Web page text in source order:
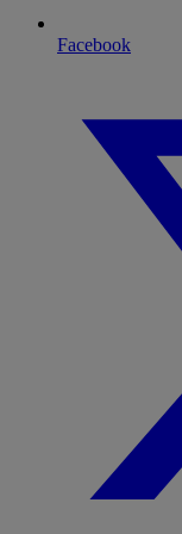
Facebook